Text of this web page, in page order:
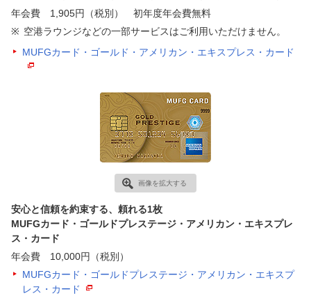
年会費 1,905円（税別） 初年度年会費無料
空港ラウンジなどの一部サービスはご利用いただけません。
MUFGカード・ゴールド・アメリカン・エキスプレス・カード
画像を拡大する
安心と信頼を約束する、頼れる1枚
MUFGカード・ゴールドプレステージ・アメリカン・エキスプレ
ス・カード
年会費 10,000円（税別）
MUFGカード・ゴールドプレステージ・アメリカン・エキスプ
レス・カード